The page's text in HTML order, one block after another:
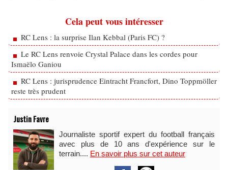
Cela peut vous intéresser
RC Lens : la surprise Ilan Kebbal (Paris FC) ?
Le RC Lens renvoie Crystal Palace dans les cordes pour
Ismaëlo Ganiou
RC Lens : jurisprudence Eintracht Francfort, Dino Toppmöller
reste très prudent
Justin Favre
Journaliste sportif expert du football français
avec plus de 10 ans d'expérience sur le
terrain.... En savoir plus sur cet auteur